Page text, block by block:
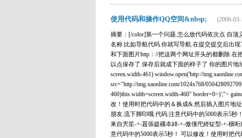
使用代码和操作QQ空间&nbsp; (2006-
摘要：[/color]第一个问题.怎么放代码依次点 自
名称.比如导航代码.你就写导航.在提交提交后出
和下面图片http：//把这两个网址开头的都删除.
以点保存了.保存后就成下面的样子了 你的图片
screen.width-461) window.open('http://
src="http://img.xaonline.com/1024x768/
460)this.width=screen.width-460" border=0>)';">
改！使用时把代码中的＆换成&.然后插入图片地
朋友.流下脚印哦.代码:注意代码中的5000表示5
來自兲笙-+-囂張媞硪夲緈-+-傲僈戺經锭型-+-橫
意代码中的5000表示5秒！ 可以修改！使用时把